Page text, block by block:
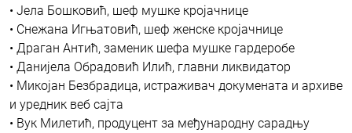
• Јела Бошковић, шеф мушке кројачнице
• Снежана Игњатовић, шеф женске кројачнице
• Драган Антић, заменик шефа мушке гардеробе
• Данијела Обрадовић Илић, главни ликвидатор
• Микојан Безбрадица, истраживач докумената и архиве
и уредник веб сајта
• Вук Милетић, продуцент за међународну сарадњу